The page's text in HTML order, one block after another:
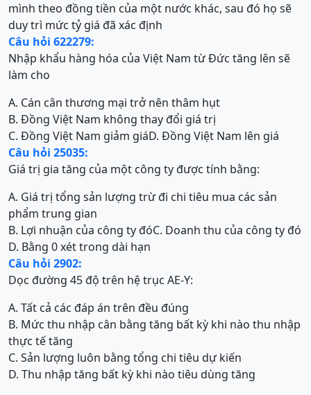
mình theo đồng tiền của một nước khác, sau đó họ sẽ
duy trì mức tỷ giá đã xác định
Câu hỏi 622279:
Nhập khẩu hàng hóa của Việt Nam từ Đức tăng lên sẽ
làm cho
A. Cán cân thương mại trở nên thâm hụt
B. Đồng Việt Nam không thay đổi giá trị
C. Đồng Việt Nam giảm giáD. Đồng Việt Nam lên giá
Câu hỏi 25035:
Giá trị gia tăng của một công ty được tính bằng:
A. Giá trị tổng sản lượng trừ đi chi tiêu mua các sản
phẩm trung gian
B. Lợi nhuận của công ty đóC. Doanh thu của công ty đó
D. Bằng 0 xét trong dài hạn
Câu hỏi 2902:
Dọc đường 45 độ trên hệ trục AE-Y:
A. Tất cả các đáp án trên đều đúng
B. Mức thu nhập cân bằng tăng bất kỳ khi nào thu nhập
thực tế tăng
C. Sản lượng luôn bằng tổng chi tiêu dự kiến
D. Thu nhập tăng bất kỳ khi nào tiêu dùng tăng